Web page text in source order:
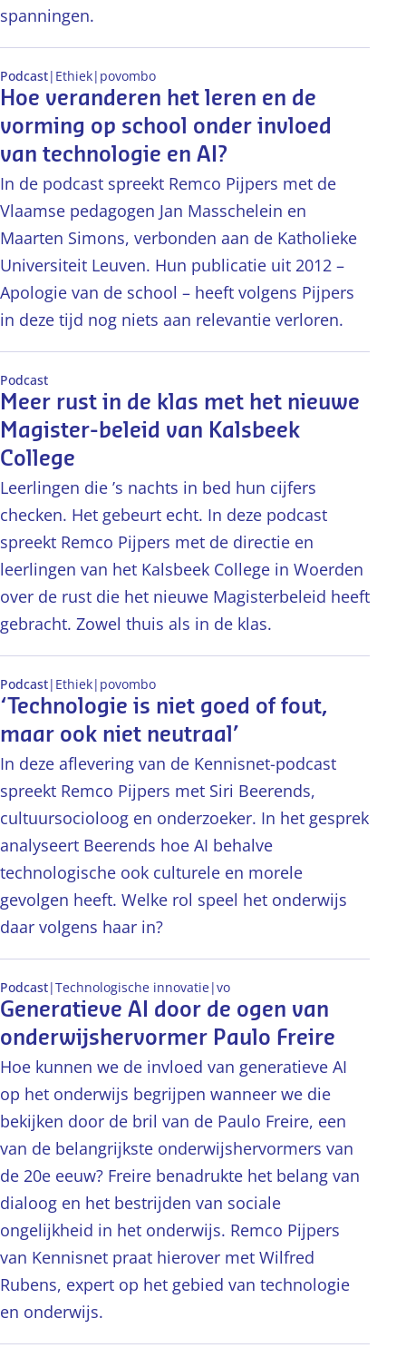
spanningen.
Hoe veranderen het leren en de
vorming op school onder invloed
van technologie en AI?
Podcast| Ethiek| povombo
In de podcast spreekt Remco Pijpers met de
Vlaamse pedagogen Jan Masschelein en
Maarten Simons, verbonden aan de Katholieke
Universiteit Leuven. Hun publicatie uit 2012 –
Apologie van de school – heeft volgens Pijpers
in deze tijd nog niets aan relevantie verloren.
Meer rust in de klas met het nieuwe
Magister-beleid van Kalsbeek
College
Podcast
Leerlingen die ’s nachts in bed hun cijfers
checken. Het gebeurt echt. In deze podcast
spreekt Remco Pijpers met de directie en
leerlingen van het Kalsbeek College in Woerden
over de rust die het nieuwe Magisterbeleid heeft
gebracht. Zowel thuis als in de klas.
‘Technologie is niet goed of fout,
maar ook niet neutraal’
Podcast| Ethiek| povombo
In deze aflevering van de Kennisnet-podcast
spreekt Remco Pijpers met Siri Beerends,
cultuursocioloog en onderzoeker. In het gesprek
analyseert Beerends hoe AI behalve
technologische ook culturele en morele
gevolgen heeft. Welke rol speel het onderwijs
daar volgens haar in?
Generatieve AI door de ogen van
onderwijshervormer Paulo Freire
Podcast|Technologische innovatie|vo
Hoe kunnen we de invloed van generatieve AI
op het onderwijs begrijpen wanneer we die
bekijken door de bril van de Paulo Freire, een
van de belangrijkste onderwijshervormers van
de 20e eeuw? Freire benadrukte het belang van
dialoog en het bestrijden van sociale
ongelijkheid in het onderwijs. Remco Pijpers
van Kennisnet praat hierover met Wilfred
Rubens, expert op het gebied van technologie
en onderwijs.